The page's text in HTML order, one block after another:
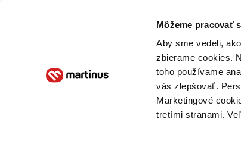
Môžeme pracovať
Aby sme vedeli,
zbierame cookies.
toho používame
vás zlepšovať.
Marketingové
tretími stranami.
Poukážky